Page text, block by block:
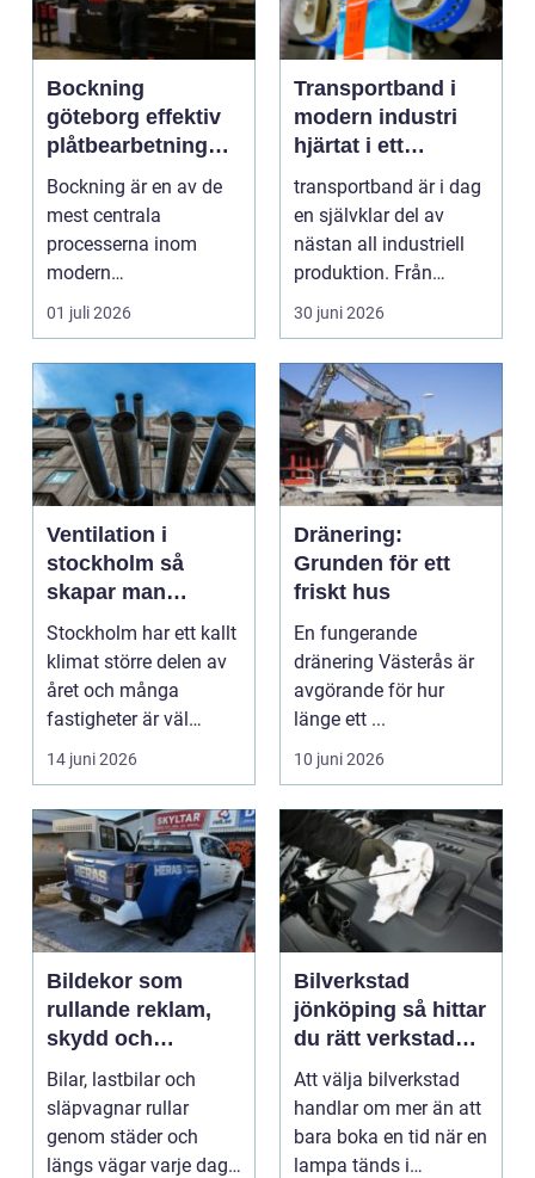
Bockning
göteborg effektiv
plåtbearbetning
med precision
Bockning är en av de
mest centrala
processerna inom
modern
plåtbearbetning. I en
industriregion som ...
01 juli 2026
Transportband i
modern industri
hjärtat i ett
effektivt flöde
transportband är i dag
en självklar del av
nästan all industriell
produktion. Från
stenbrott och åte...
30 juni 2026
Ventilation i
stockholm så
skapar man
hälsosam och
energieffektiv
inomhusluft
Stockholm har ett kallt
klimat större delen av
året och många
fastigheter är väl
isolerade för att s...
14 juni 2026
Dränering:
Grunden för ett
friskt hus
En fungerande
dränering Västerås är
avgörande för hur
länge ett ...
10 juni 2026
Bildekor som
rullande reklam,
skydd och
personlig stil
Bilar, lastbilar och
släpvagnar rullar
genom städer och
längs vägar varje dag.
Bilverkstad
jönköping så hittar
du rätt verkstad
för din bil
Att välja bilverkstad
handlar om mer än att
bara boka en tid när en
lampa tänds i